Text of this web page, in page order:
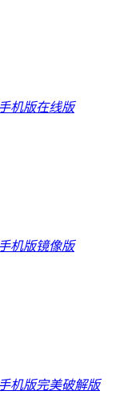
机版在线版
机版镜像版
机版完美破解版